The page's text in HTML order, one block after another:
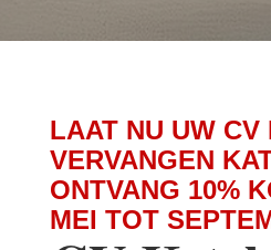
LAAT NU UW CV
VERVANGEN
ONTVANG 10%
MEI TOT